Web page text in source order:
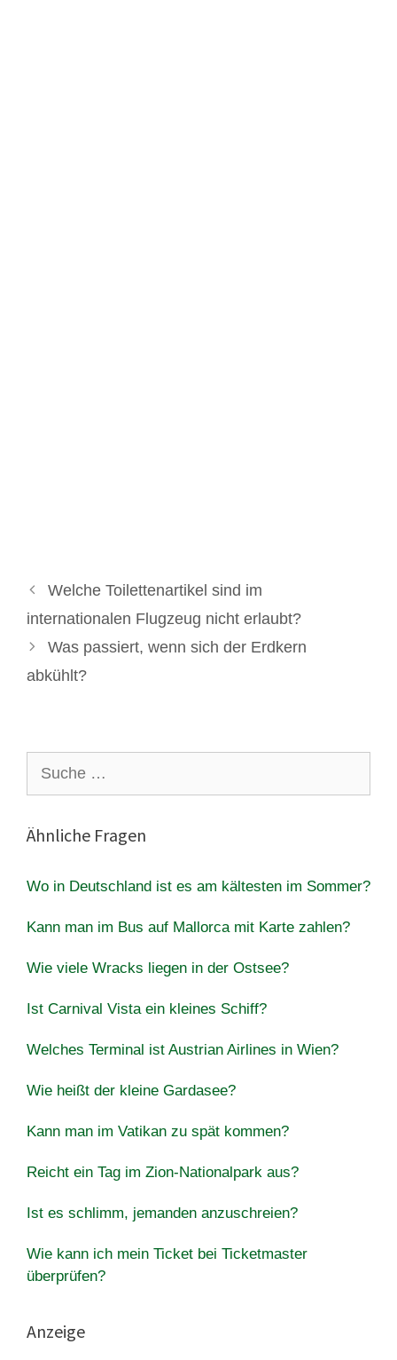
Welche Toilettenartikel sind im
internationalen Flugzeug nicht erlaubt?
Was passiert, wenn sich der Erdkern
abkühlt?
nach:
Ähnliche Fragen
Wo in Deutschland ist es am kältesten im Sommer?
Kann man im Bus auf Mallorca mit Karte zahlen?
Wie viele Wracks liegen in der Ostsee?
Ist Carnival Vista ein kleines Schiff?
Welches Terminal ist Austrian Airlines in Wien?
Wie heißt der kleine Gardasee?
Kann man im Vatikan zu spät kommen?
Reicht ein Tag im Zion-Nationalpark aus?
Ist es schlimm, jemanden anzuschreien?
Wie kann ich mein Ticket bei Ticketmaster
überprüfen?
Anzeige